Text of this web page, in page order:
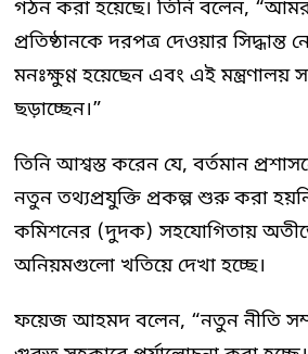
গঠন করা হয়েছে। তিনি বলেন,
প্রতিষ্ঠানকে দরপত্র দেওয়ার
মনঃক্ষুণ্ণ হয়েছেন এবং এই মন্ত্রণালয়
ছড়াচ্ছেন।”
তিনি আশ্বস্ত করেন যে, বর্তমান
নতুন তথ্যপ্রযুক্তি প্রকল্প শুরু করা
কমিশনের (দুদক) সহযোগিতায়
অনিয়মগুলো খতিয়ে দেখা হচ্ছে।
ফয়েজ আহমদ বলেন, “নতুন নীতি